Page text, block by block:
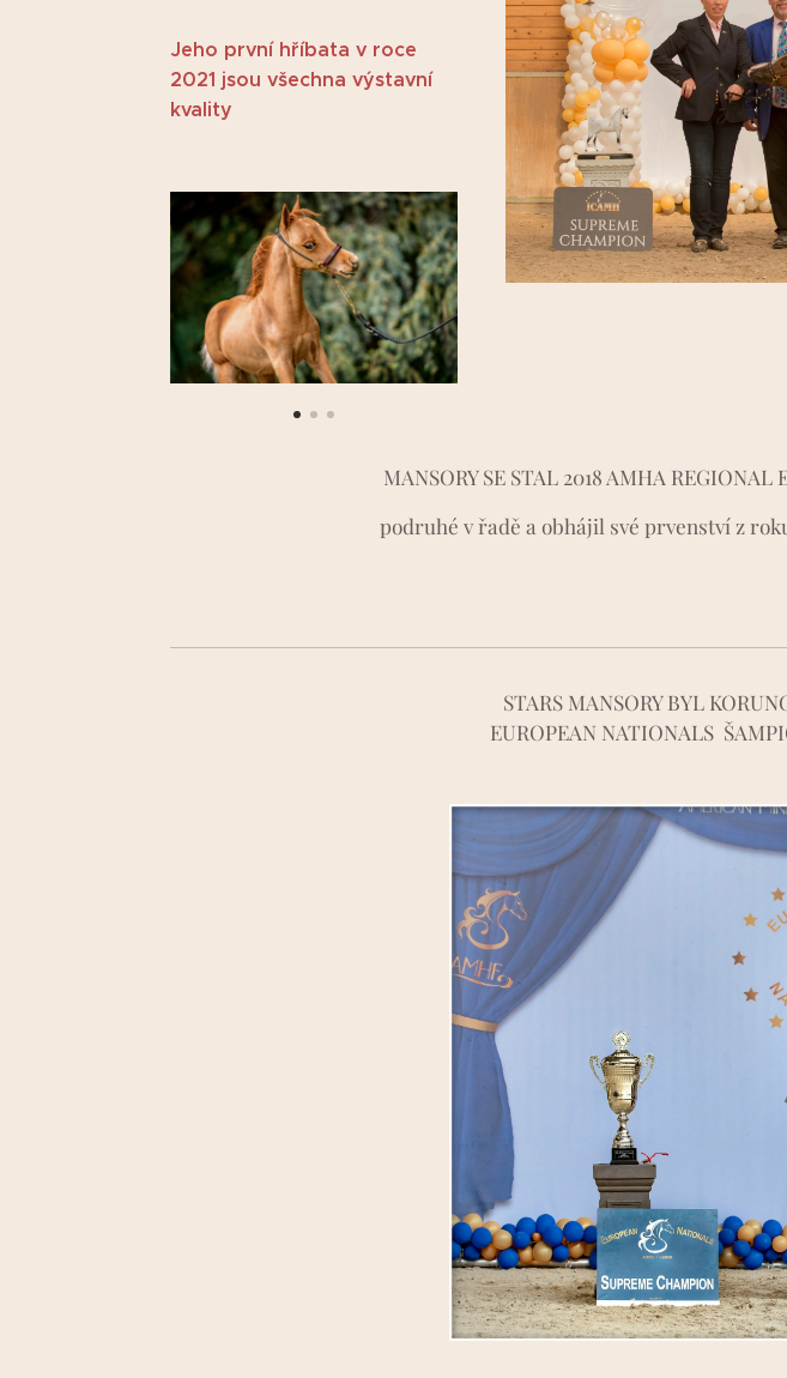
Jeho první hříbata v roce
2021 jsou všechna výstavní
kvality
MANSORY SE STAL 2018 AMHA
podruhé v řadě a obhájil své prvenství z
STARS MANSORY BYL
EUROPEAN NATIONALS